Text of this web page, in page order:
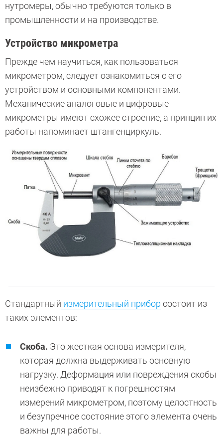
нутромеры, обычно требуются только в
промышленности и на производстве.
Устройство микрометра
Прежде чем научиться, как пользоваться
микрометром, следует ознакомиться с его
устройством и основными компонентами.
Механические аналоговые и цифровые
микрометры имеют схожее строение, а принцип их
работы напоминает штангенциркуль.
Стандартный измерительный прибор состоит из
таких элементов:
Скоба. Это жесткая основа измерителя,
которая должна выдерживать основную
нагрузку. Деформация или повреждения скобы
неизбежно приводят к погрешностям
измерений микрометром, поэтому целостность
и безупречное состояние этого элемента очень
важны для работы.